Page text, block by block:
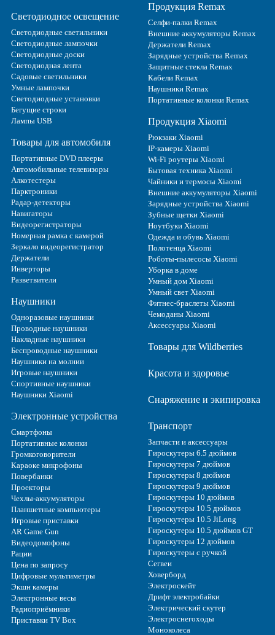
Светодиодное освещение
Светодиодные светильники
Светодиодные лампочки
Светодиодные доски
Светодиодная лента
Садовые светильники
Умные лампочки
Светодиодные установки
Бегущие строки
Лампы USB
Товары для автомобиля
Портативные DVD плееры
Автомобильные телевизоры
Алкотестеры
Парктроники
Радар-детекторы
Навигаторы
Видеорегистраторы
Номерная рамка с камерой
Зеркало видеорегистратор
Держатели
Инверторы
Разветвители
Наушники
Одноразовые наушники
Проводные наушники
Накладные наушники
Беспроводные наушники
Наушники на молнии
Игровые наушники
Спортивные наушники
Наушники Xiaomi
Электронные устройства
Смартфоны
Портативные колонки
Громкоговорители
Караоке микрофоны
Повербанки
Проекторы
Чехлы-аккумуляторы
Планшетные компьютеры
Игровые приставки
AR Game Gun
Видеодомофоны
Рации
Цена по запросу
Цифровые мультиметры
Экшн камеры
Электронные весы
Радиоприёмники
Приставки TV Box
Продукция Remax
Селфи-палки Remax
Внешние аккумуляторы Remax
Держатели Remax
Зарядные устройства Remax
Защитные стекла Remax
Кабели Remax
Наушники Remax
Портативные колонки Remax
Продукция Xiaomi
Рюкзаки Xiaomi
IP-камеры Xiaomi
Wi-Fi роутеры Xiaomi
Бытовая техника Xiaomi
Чайники и термосы Xiaomi
Внешние аккумуляторы Xiaomi
Зарядные устройства Xiaomi
Зубные щетки Xiaomi
Ноутбуки Xiaomi
Одежда и обувь Xiaomi
Полотенца Xiaomi
Роботы-пылесосы Xiaomi
Уборка в доме
Умный дом Xiaomi
Умный свет Xiaomi
Фитнес-браслеты Xiaomi
Чемоданы Xiaomi
Аксессуары Xiaomi
Товары для Wildberries
Красота и здоровье
Снаряжение и экипировка
Транспорт
Запчасти и аксессуары
Гироскутеры 6.5 дюймов
Гироскутеры 7 дюймов
Гироскутеры 8 дюймов
Гироскутеры 9 дюймов
Гироскутеры 10 дюймов
Гироскутеры 10.5 дюймов
Гироскутеры 10.5 JiLong
Гироскутеры 10.5 дюймов GT
Гироскутеры 12 дюймов
Гироскутеры с ручкой
Сегвеи
Ховерборд
Электроскейт
Дрифт электробайки
Электрический скутер
Электроснегоходы
Моноколеса